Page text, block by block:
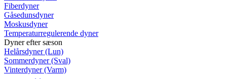
Fiberdyner
Gåsedunsdyner
Moskusdyner
Temperaturregulerende dyner
Dyner efter sæson
Helårsdyner (Lun)
Sommerdyner (Sval)
Vinterdyner (Varm)